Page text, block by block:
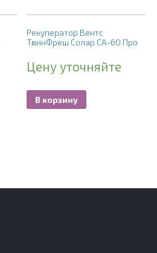
Рекуператор Вентс
ТвинФреш Солар СА-60 Про
Цену уточняйте
В корзину